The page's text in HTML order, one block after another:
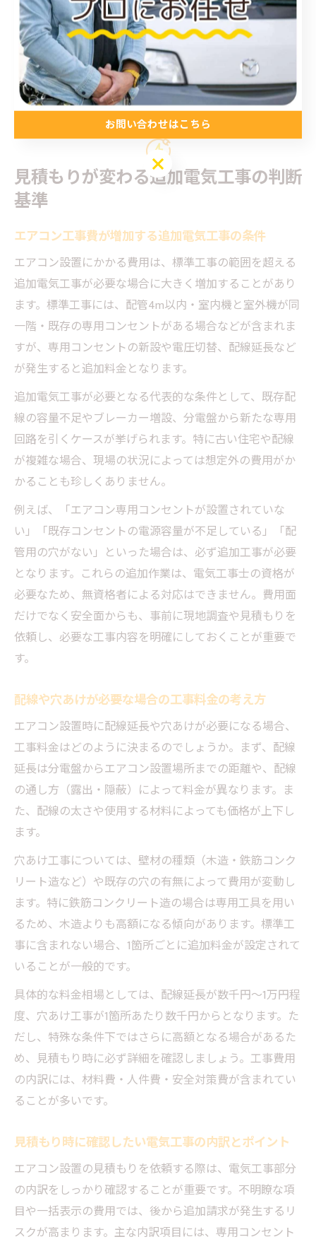
かどうか」です。自分で対応できる範囲とプロに依頼す
べき範囲を正しく理解し、少しでも不安がある場合は必
ず資格を持った業者に相談しましょう。安全と法令遵守
の観点からも、確実な判断が求められます。
見積もりが変わる追加電気工事の判断
基準
エアコン工事費が増加する追加電気工事の条件
エアコン設置にかかる費用は、標準工事の範囲を超える
追加電気工事が必要な場合に大きく増加することがあり
ます。標準工事には、配管4m以内・室内機と室外機が同
一階・既存の専用コンセントがある場合などが含まれま
すが、専用コンセントの新設や電圧切替、配線延長など
が発生すると追加料金となります。
追加電気工事が必要となる代表的な条件として、既存配
線の容量不足やブレーカー増設、分電盤から新たな専用
回路を引くケースが挙げられます。特に古い住宅や配線
が複雑な場合、現場の状況によっては想定外の費用がか
かることも珍しくありません。
例えば、「エアコン専用コンセントが設置されていな
い」「既存コンセントの電源容量が不足している」「配
管用の穴がない」といった場合は、必ず追加工事が必要
となります。これらの追加作業は、電気工事士の資格が
必要なため、無資格者による対応はできません。費用面
だけでなく安全面からも、事前に現地調査や見積もりを
依頼し、必要な工事内容を明確にしておくことが重要で
す。
配線や穴あけが必要な場合の工事料金の考え方
エアコン設置時に配線延長や穴あけが必要になる場合、
工事料金はどのように決まるのでしょうか。まず、配線
延長は分電盤からエアコン設置場所までの距離や、配線
の通し方（露出・隠蔽）によって料金が異なります。ま
た、配線の太さや使用する材料によっても価格が上下し
ます。
穴あけ工事については、壁材の種類（木造・鉄筋コンク
リート造など）や既存の穴の有無によって費用が変動し
ます。特に鉄筋コンクリート造の場合は専用工具を用い
るため、木造よりも高額になる傾向があります。標準工
事に含まれない場合、1箇所ごとに追加料金が設定されて
いることが一般的です。
具体的な料金相場としては、配線延長が数千円〜1万円程
度、穴あけ工事が1箇所あたり数千円からとなります。た
だし、特殊な条件下ではさらに高額となる場合があるた
め、見積もり時に必ず詳細を確認しましょう。工事費用
の内訳には、材料費・人件費・安全対策費が含まれてい
ることが多いです。
見積もり時に確認したい電気工事の内訳とポイント
エアコン設置の見積もりを依頼する際は、電気工事部分
の内訳をしっかり確認することが重要です。不明瞭な項
目や一括表示の費用では、後から追加請求が発生するリ
スクが高まります。主な内訳項目には、専用コンセント
お問い合わせはこちら
お問い合わせはこちら